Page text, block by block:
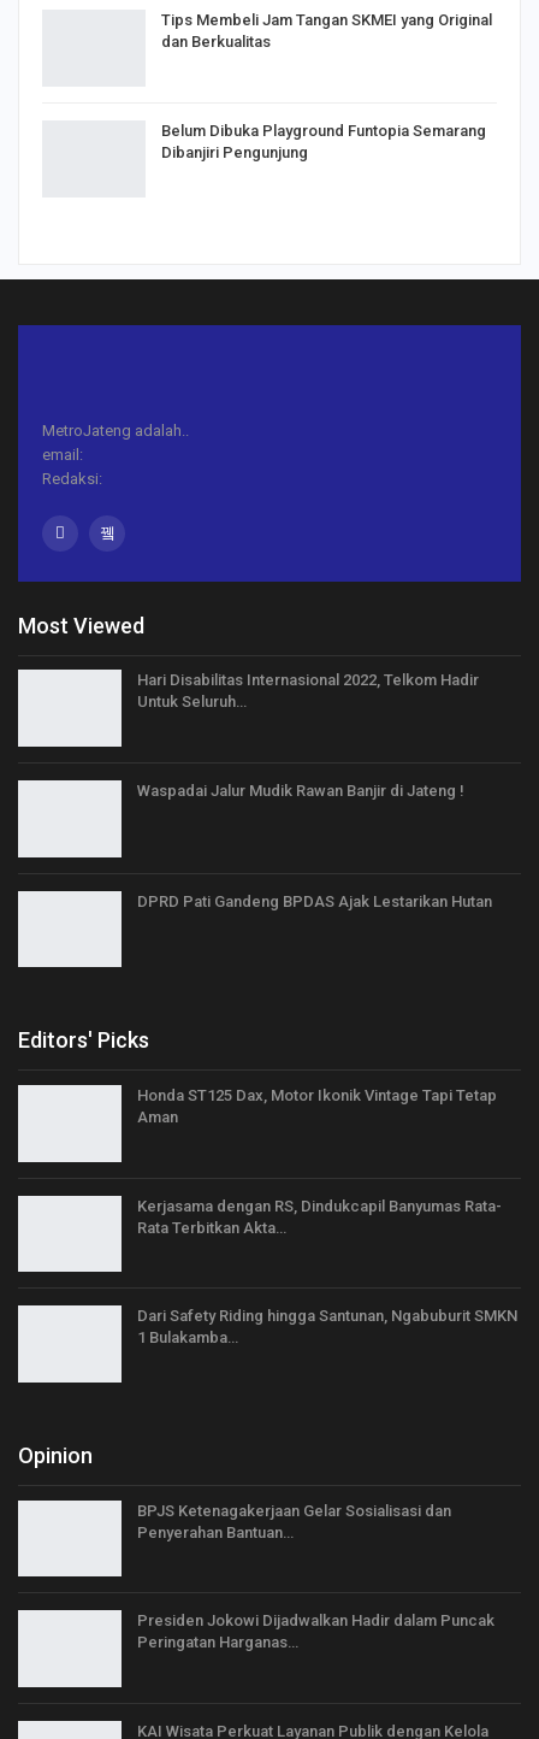
Tips Membeli Jam Tangan SKMEI yang Original
dan Berkualitas
Belum Dibuka Playground Funtopia Semarang
Dibanjiri Pengunjung
MetroJateng adalah..
email:
Redaksi:
Most Viewed
Hari Disabilitas Internasional 2022, Telkom Hadir
Untuk Seluruh…
Waspadai Jalur Mudik Rawan Banjir di Jateng !
DPRD Pati Gandeng BPDAS Ajak Lestarikan Hutan
Editors' Picks
Honda ST125 Dax, Motor Ikonik Vintage Tapi Tetap
Aman
Kerjasama dengan RS, Dindukcapil Banyumas Rata-
Rata Terbitkan Akta…
Dari Safety Riding hingga Santunan, Ngabuburit SMKN
1 Bulakamba…
Opinion
BPJS Ketenagakerjaan Gelar Sosialisasi dan
Penyerahan Bantuan…
Presiden Jokowi Dijadwalkan Hadir dalam Puncak
Peringatan Harganas…
KAI Wisata Perkuat Layanan Publik dengan Kelola